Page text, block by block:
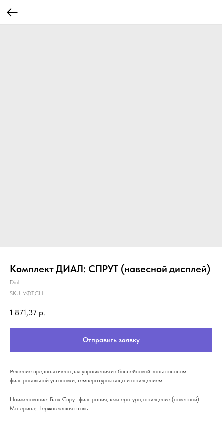
Комплект ДИАЛ: СПРУТ (навесной дисплей)
Dial
SKU: УФТ.СН
1 871,37 р.
Отправить заявку
Решение предназначено для управления из бассейновой зоны насосом
фильтровальной установки, температурой воды и освещением.
Наименование: Блок Спрут фильтрация, температура, освещение (навесной)
Материал: Нержавеющая сталь